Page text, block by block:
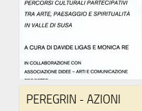
PEREGRIN - AZIONI